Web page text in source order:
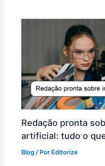
Redação pronta
artificial: tudo o
Blog / Por Editorize